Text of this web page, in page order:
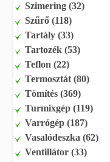
Szimering (32)
Szűrő (118)
Tartály (33)
Tartozék (53)
Teflon (22)
Termosztát (80)
Tömítés (369)
Turmixgép (119)
Varrógép (187)
Vasalódeszka (62)
Ventillátor (33)